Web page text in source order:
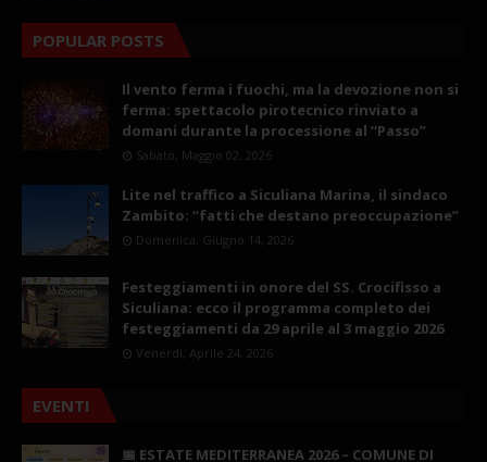
POPULAR POSTS
Il vento ferma i fuochi, ma la devozione non si
ferma: spettacolo pirotecnico rinviato a
domani durante la processione al “Passo”
Sabato, Maggio 02, 2026
Lite nel traffico a Siculiana Marina, il sindaco
Zambito: “fatti che destano preoccupazione”
Domenica, Giugno 14, 2026
Festeggiamenti in onore del SS. Crocifisso a
Siculiana: ecco il programma completo dei
festeggiamenti da 29 aprile al 3 maggio 2026
Venerdì, Aprile 24, 2026
EVENTI
📅 ESTATE MEDITERRANEA 2026 – COMUNE DI